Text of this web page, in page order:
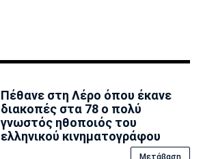
Πέθανε στη Λέρο όπου έκανε
διακοπές στα 78 ο πολύ
γνωστός ηθοποιός του
ελληνικού κινηματογράφου
Μετάβαση